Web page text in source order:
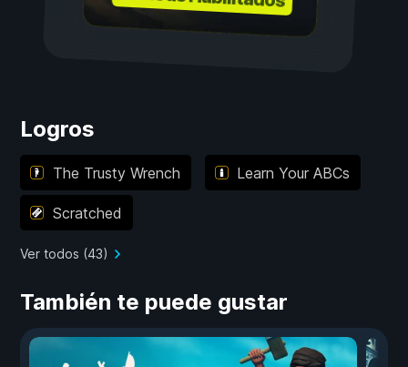
Logros
The Trusty Wrench Learn Your ABCs
Scratched
Ver todos (43)
También te puede gustar